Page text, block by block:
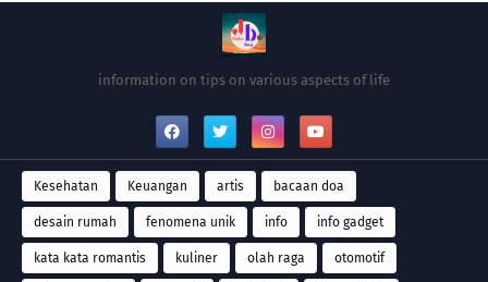
information on tips on various aspects of life
Kesehatan Keuangan artis bacaan doa
desain rumah fenomena unik info info gadget
kata kata romantis kuliner olah raga otomotif